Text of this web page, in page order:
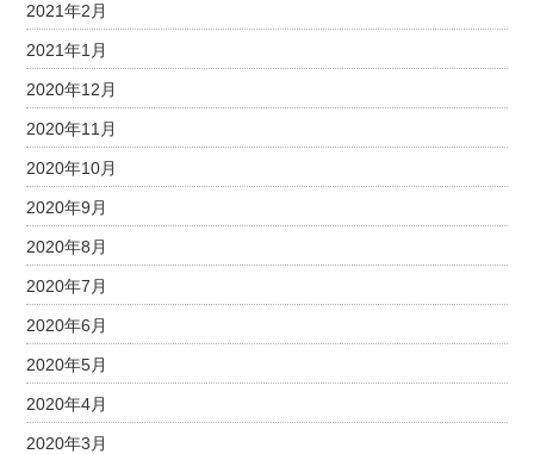
2021年2月
2021年1月
2020年12月
2020年11月
2020年10月
2020年9月
2020年8月
2020年7月
2020年6月
2020年5月
2020年4月
2020年3月